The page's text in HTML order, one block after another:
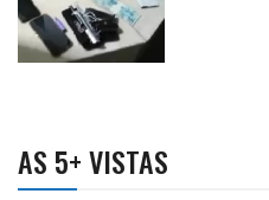
AS 5+ VISTAS